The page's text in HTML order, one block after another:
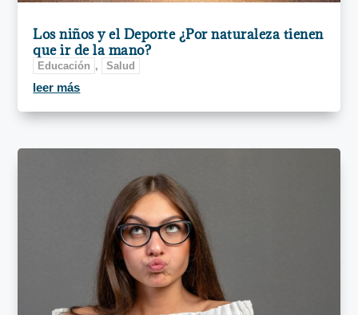
Los niños y el Deporte ¿Por naturaleza tienen
que ir de la mano?
Educación , Salud
leer más